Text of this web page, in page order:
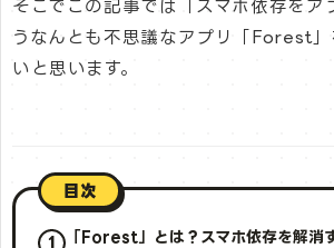
そこでこの記事では「スマホ依存をア
うなんとも不思議なアプリ「Forest」
いと思います。
目次
「Forest」とは？スマホ依存を解消